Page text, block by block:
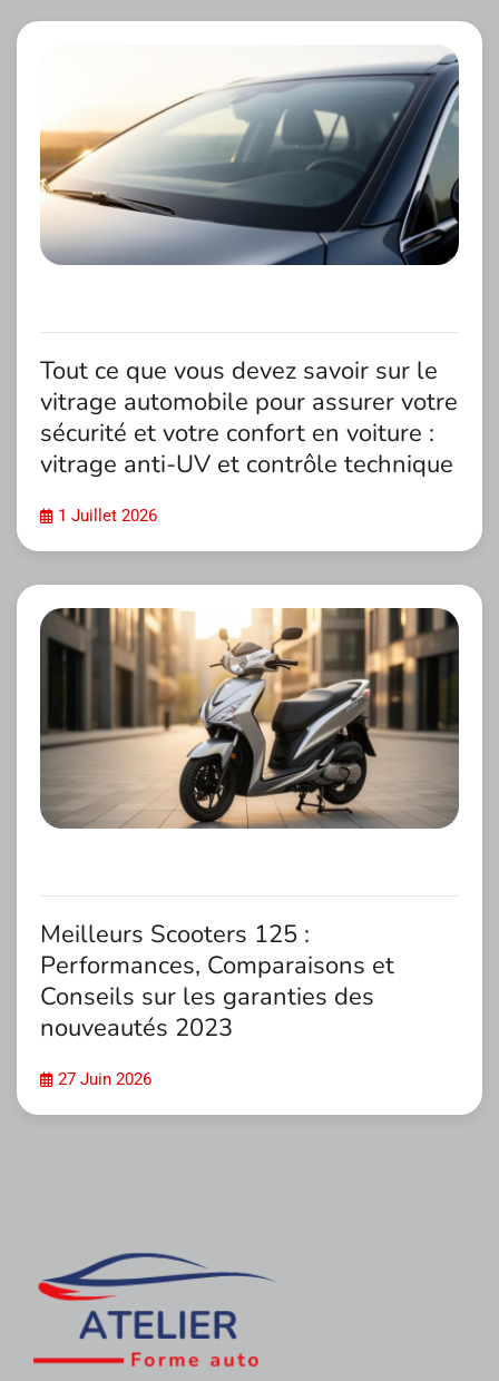
Tout ce que vous devez savoir sur le
vitrage automobile pour assurer votre
sécurité et votre confort en voiture :
vitrage anti-UV et contrôle technique
1 Juillet 2026
Meilleurs Scooters 125 :
Performances, Comparaisons et
Conseils sur les garanties des
nouveautés 2023
27 Juin 2026